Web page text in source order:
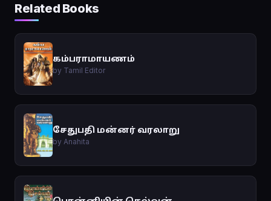
Related Books
கம்பராமாயணம்
by Tamil Editor
சேதுபதி மன்னர் வரலாறு
by Anahita